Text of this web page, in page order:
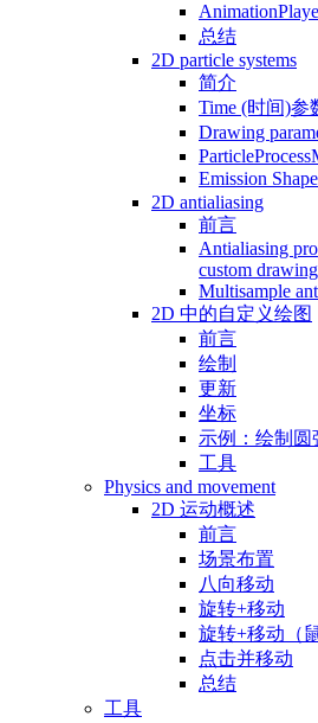
总结
2D particle systems
简介
Time (时间)参
Drawing
Emission
2D antialiasing
前言
Antialiasing
custom drawing
Multisample
2D 中的自定义绘图
前言
绘制
更新
坐标
示例：绘制圆
工具
Physics and movement
2D 运动概述
前言
场景布置
八向移动
旋转+移动
旋转+移动（
点击并移动
总结
工具